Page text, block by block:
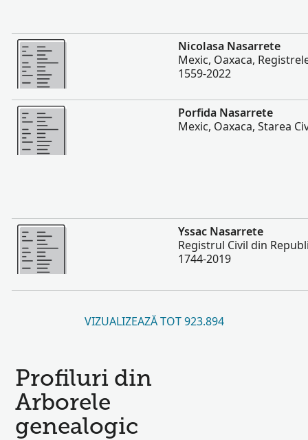
Mai multe
Nicolasa Nasarrete
Mexic, Oaxaca,
1559-2022
Mai multe
Porfida Nasarrete
Mexic, Oaxaca, Starea
Mai multe
Yssac Nasarrete
Registrul Civil din
1744-2019
VIZUALIZEAZĂ TOT 923.894
Profiluri din
Arborele
genealogic